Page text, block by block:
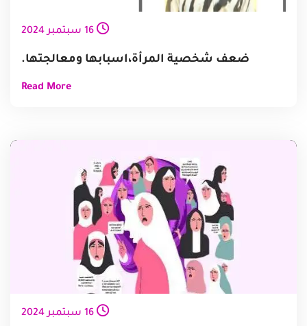
16 سبتمبر 2024
ضعف شخصية المرأة،اسبابها ومعالجتها.
Read More
16 سبتمبر 2024